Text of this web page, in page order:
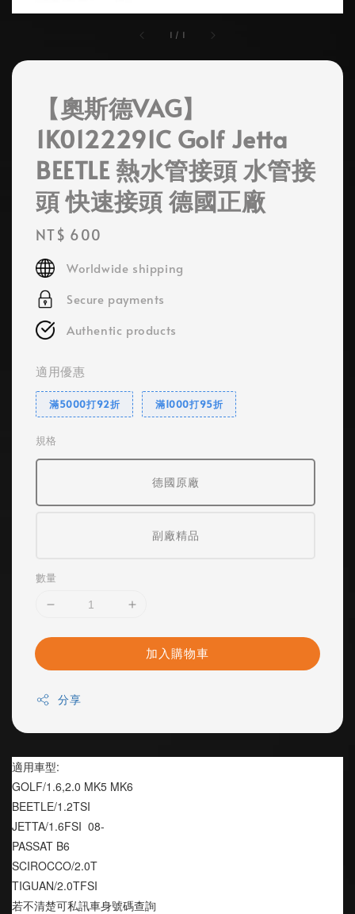
1 / 1
【奧斯德VAG】
1K0122291C Golf Jetta
BEETLE 熱水管接頭 水管接
頭 快速接頭 德國正廠
Regular
price
NT$ 600
Worldwide shipping
Secure payments
Authentic products
適用優惠
滿5000打92折 滿1000打95折
規格
德國原廠
副廠精品
數量
加入購物車
分享
適用車型:
GOLF/1.6,2.0 MK5 MK6
BEETLE/1.2TSI
JETTA/1.6FSI  08-
PASSAT B6
SCIROCCO/2.0T
TIGUAN/2.0TFSI
若不清楚可私訊車身號碼查詢